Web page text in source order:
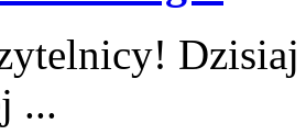
...